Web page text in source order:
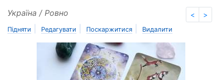
< >
Україна / Ровно
Підняти Редагувати Поскаржитися Видалити